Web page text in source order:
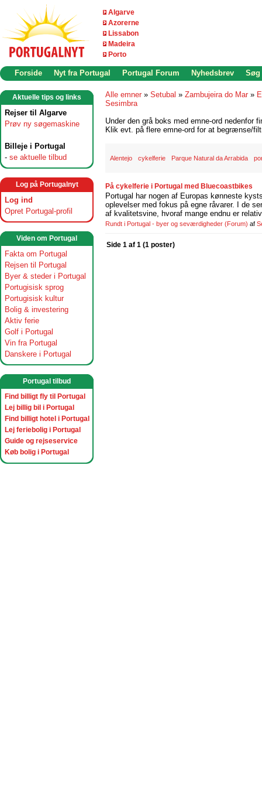
Algarve
Azorerne
Lissabon
Madeira
Porto
Forside Nyt fra Portugal Portugal Forum Nyhedsbrev Søg
Aktuelle tips og links
Rejser til Algarve
Prøv ny søgemaskine
Billeje i Portugal
- se aktuelle tilbud
Log på Portugalnyt
Log ind
Opret Portugal-profil
Viden om Portugal
Fakta om Portugal
Rejsen til Portugal
Byer & steder i Portugal
Portugisisk sprog
Portugisisk kultur
Bolig & investering
Aktiv ferie
Golf i Portugal
Vin fra Portugal
Danskere i Portugal
Portugal tilbud
Find billigt fly til Portugal
Lej billig bil i Portugal
Find billigt hotel i Portugal
Lej feriebolig i Portugal
Guide og rejseservice
Køb bolig i Portugal
Alle emner » Setubal » Zambujeira do Mar »
Sesimbra
Under den grå boks med emne-ord nedenfor
Klik evt. på flere emne-ord for at begrænse/
Alentejo cykelferie Parque Natural da Arrabida
På cykelferie i Portugal med Bluecoastbikes
Portugal har nogen af Europas kønneste
oplevelser med fokus på egne råvarer. I de
af kvalitetsvine, hvoraf mange endnu er
Rundt i Portugal - byer og seværdigheder (Forum) af
Side 1 af 1 (1 poster)